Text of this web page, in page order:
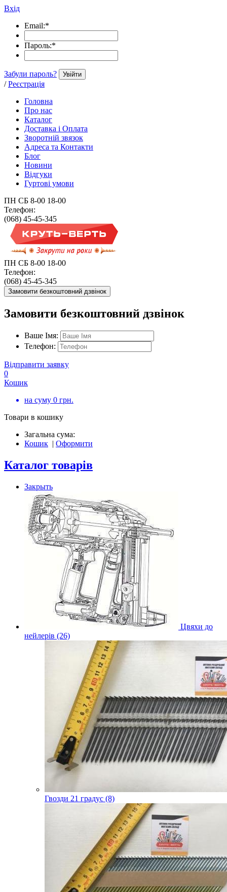
Вхід
Email:*
Пароль:*
Забули пароль? Увійти
/ Реєстрація
Головна
Про нас
Каталог
Доставка і Оплата
Зворотній звязок
Адреса та Контакти
Блог
Новини
Відгуки
Гуртові умови
ПН СБ 8-00 18-00
Телефон:
(068) 45-45-345
ПН СБ 8-00 18-00
Телефон:
(068) 45-45-345
Замовити безкоштовний дзвінок
Замовити безкоштовний дзвінок
Ваше Імя:
Телефон:
Відправити заявку
0
Кошик
на суму 0 грн.
Товари в кошику
Загальна сума:
Кошик | Оформити
Каталог товарів
Закрыть
Цвяхи до
нейлерів (26)
Гвозди 21 градус (8)